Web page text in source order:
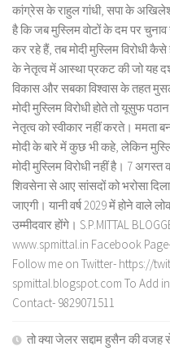
कांग्रेस के राहुल गांधी, सपा के
है कि जब मुस्लिम वोटों के दम पर चुनाव
कर रहे हैं, तब मोदी मुस्लिम विरोधी
के नेतृत्व में आस्था प्रकट की जो यह
विकास और सबका विश्वास के तहत
मोदी मुस्लिम विरोधी होते तो यूसुफ
नेतृत्व को स्वीकार नहीं करते। ममता
मोदी के बारे में कुछ भी कहे, लेकिन
मोदी मुस्लिम विरोधी नहीं है। 7
शिवसेना से आए सांसदों को भरोसा
जाएगी। यानी वर्ष 2029 में होने वाले
उम्मीदवार होंगे। S.P.MITTAL
www.spmittal.in Facebook
Follow me on Twitter- https://
spmittal.blogspot.com To Add
Contact- 9829071511
तो क्या जेलर सद्दाम हुसैन की